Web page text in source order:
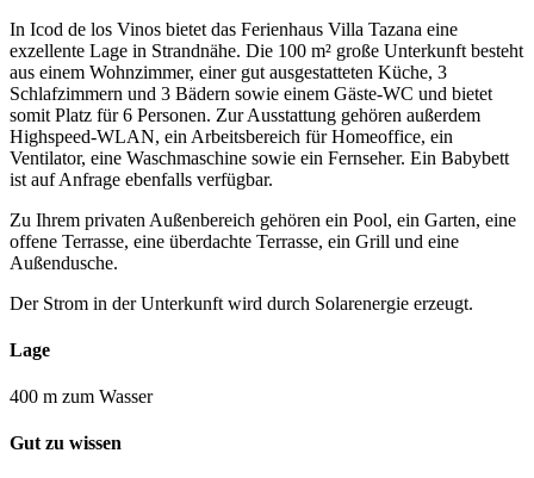
In Icod de los Vinos bietet das Ferienhaus Villa Tazana eine
exzellente Lage in Strandnähe. Die 100 m² große Unterkunft besteht
aus einem Wohnzimmer, einer gut ausgestatteten Küche, 3
Schlafzimmern und 3 Bädern sowie einem Gäste-WC und bietet
somit Platz für 6 Personen. Zur Ausstattung gehören außerdem
Highspeed-WLAN, ein Arbeitsbereich für Homeoffice, ein
Ventilator, eine Waschmaschine sowie ein Fernseher. Ein Babybett
ist auf Anfrage ebenfalls verfügbar.
Zu Ihrem privaten Außenbereich gehören ein Pool, ein Garten, eine
offene Terrasse, eine überdachte Terrasse, ein Grill und eine
Außendusche.
Der Strom in der Unterkunft wird durch Solarenergie erzeugt.
Lage
400 m zum Wasser
Gut zu wissen